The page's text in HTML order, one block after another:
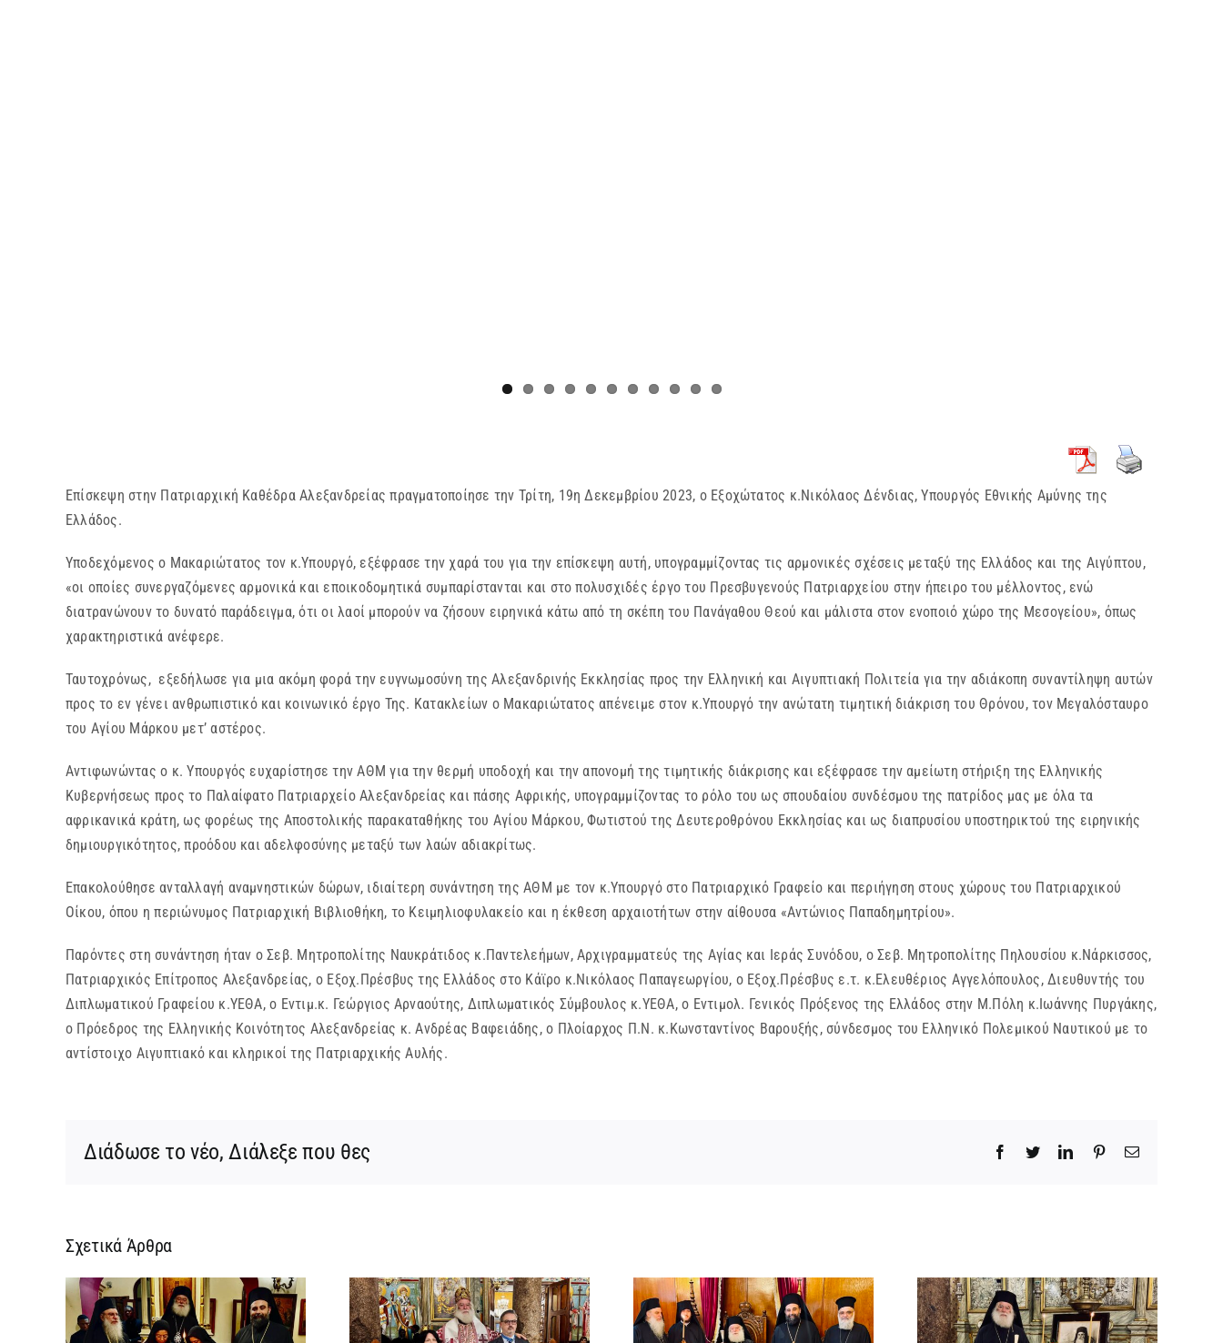
Επίσκεψη στην Πατριαρχική Καθέδρα Αλεξανδρείας πραγματοποίησε την Τρίτη, 19η Δεκεμβρίου 2023, ο Εξοχώτατος κ.Νικόλαος Δένδιας, Υπουργός Εθνικής Αμύνης της
Ελλάδος.
Υποδεχόμενος ο Μακαριώτατος τον κ.Υπουργό, εξέφρασε την χαρά του για την επίσκεψη αυτή, υπογραμμίζοντας τις αρμονικές σχέσεις μεταξύ της Ελλάδος και της Αιγύπτου,
«οι οποίες συνεργαζόμενες αρμονικά και εποικοδομητικά συμπαρίστανται και στο πολυσχιδές έργο του Πρεσβυγενούς Πατριαρχείου στην ήπειρο του μέλλοντος, ενώ
διατρανώνουν το δυνατό παράδειγμα, ότι οι λαοί μπορούν να ζήσουν ειρηνικά κάτω από τη σκέπη του Πανάγαθου Θεού και μάλιστα στον ενοποιό χώρο της Μεσογείου», όπως
χαρακτηριστικά ανέφερε.
Ταυτοχρόνως, εξεδήλωσε για μια ακόμη φορά την ευγνωμοσύνη της Αλεξανδρινής Εκκλησίας προς την Ελληνική και Αιγυπτιακή Πολιτεία για την αδιάκοπη συναντίληψη αυτών
προς το εν γένει ανθρωπιστικό και κοινωνικό έργο Της. Κατακλείων ο Μακαριώτατος απένειμε στον κ.Υπουργό την ανώτατη τιμητική διάκριση του Θρόνου, τον Μεγαλόσταυρο
του Αγίου Μάρκου μετ’ αστέρος.
Αντιφωνώντας ο κ. Υπουργός ευχαρίστησε την ΑΘΜ για την θερμή υποδοχή και την απονομή της τιμητικής διάκρισης και εξέφρασε την αμείωτη στήριξη της Ελληνικής
Κυβερνήσεως προς το Παλαίφατο Πατριαρχείο Αλεξανδρείας και πάσης Αφρικής, υπογραμμίζοντας το ρόλο του ως σπουδαίου συνδέσμου της πατρίδος μας με όλα τα
αφρικανικά κράτη, ως φορέως της Αποστολικής παρακαταθήκης του Αγίου Μάρκου, Φωτιστού της Δευτεροθρόνου Εκκλησίας και ως διαπρυσίου υποστηρικτού της ειρηνικής
δημιουργικότητος, προόδου και αδελφοσύνης μεταξύ των λαών αδιακρίτως.
Επακολούθησε ανταλλαγή αναμνηστικών δώρων, ιδιαίτερη συνάντηση της ΑΘΜ με τον κ.Υπουργό στο Πατριαρχικό Γραφείο και περιήγηση στους χώρους του Πατριαρχικού
Οίκου, όπου η περιώνυμος Πατριαρχική Βιβλιοθήκη, το Κειμηλιοφυλακείο και η έκθεση αρχαιοτήτων στην αίθουσα «Αντώνιος Παπαδημητρίου».
Παρόντες στη συνάντηση ήταν ο Σεβ. Μητροπολίτης Ναυκράτιδος κ.Παντελεήμων, Αρχιγραμματεύς της Αγίας και Ιεράς Συνόδου, ο Σεβ. Μητροπολίτης Πηλουσίου κ.Νάρκισσος,
Πατριαρχικός Επίτροπος Αλεξανδρείας, ο Εξοχ.Πρέσβυς της Ελλάδος στο Κάϊρο κ.Νικόλαος Παπαγεωργίου, ο Εξοχ.Πρέσβυς ε.τ. κ.Ελευθέριος Αγγελόπουλος, Διευθυντής του
Διπλωματικού Γραφείου κ.ΥΕΘΑ, ο Εντιμ.κ. Γεώργιος Αρναούτης, Διπλωματικός Σύμβουλος κ.ΥΕΘΑ, ο Εντιμολ. Γενικός Πρόξενος της Ελλάδος στην Μ.Πόλη κ.Ιωάννης Πυργάκης,
ο Πρόεδρος της Ελληνικής Κοινότητος Αλεξανδρείας κ. Ανδρέας Βαφειάδης, ο Πλοίαρχος Π.Ν. κ.Κωνσταντίνος Βαρουξής, σύνδεσμος του Ελληνικό Πολεμικού Ναυτικού με το
αντίστοιχο Αιγυπτιακό και κληρικοί της Πατριαρχικής Αυλής.
Διάδωσε το νέο, Διάλεξε που θες Facebook
TwitterLinkedInPinterestEmail
Σχετικά Άρθρα
ΙΕΡΟ ΜΝΗΜΟΣΥΝΟ